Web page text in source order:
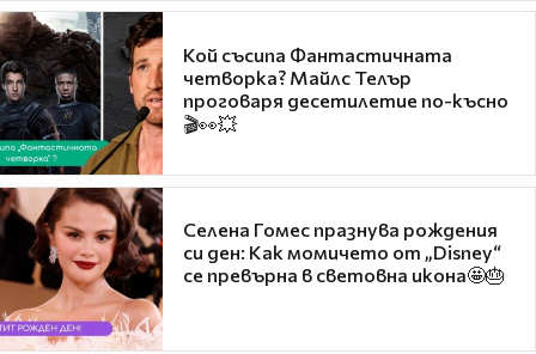
Кой съсипа Фантастичната
четворка? Майлс Телър
проговаря десетилетие по-късно
🎬👀💥
Селена Гомес празнува рождения
си ден: Как момичето от „Disney“
се превърна в световна икона🤩🎂